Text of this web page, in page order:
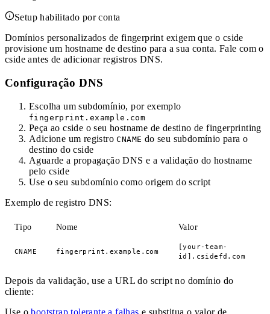
Setup habilitado por conta
Domínios personalizados de fingerprint exigem que o cside
provisione um hostname de destino para a sua conta. Fale com o
cside antes de adicionar registros DNS.
Configuração DNS
Escolha um subdomínio, por exemplo
fingerprint.example.com
Peça ao cside o seu hostname de destino de fingerprinting
Adicione um registroCNAME do seu subdomínio para o
destino do cside
Aguarde a propagação DNS e a validação do hostname
pelo cside
Use o seu subdomínio como origem do script
Exemplo de registro DNS:
Tipo Nome Valor
CNAME fingerprint.example.com
[your-team-
id].csidefd.com
Depois da validação, use a URL do script no domínio do
cliente:
Use obootstrap tolerante a falhas e substitua o valor de